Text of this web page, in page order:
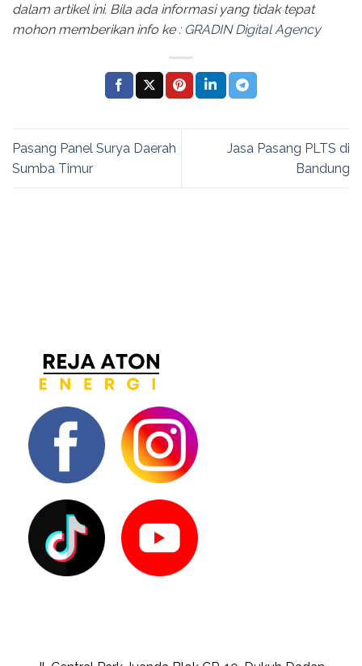
dalam artikel ini. Bila ada informasi yang tidak tepat
mohon memberikan info ke : GRADIN Digital Agency
Pasang Panel Surya Daerah
Sumba Timur
Jasa Pasang PLTS di
Bandung